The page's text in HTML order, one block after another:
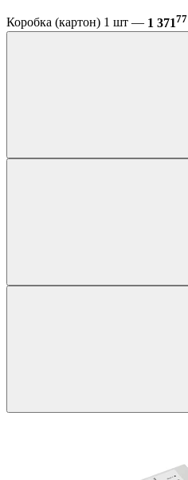
Коробка (картон) 1 шт — 1 37177